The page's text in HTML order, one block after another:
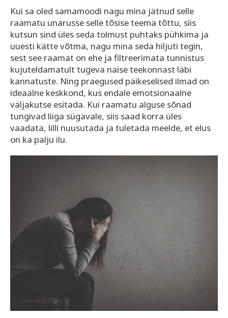
Kui sa oled samamoodi nagu mina jätnud selle
raamatu unarusse selle tõsise teema tõttu, siis
kutsun sind üles seda tolmust puhtaks pühkima ja
uuesti kätte võtma, nagu mina seda hiljuti tegin,
sest see raamat on ehe ja filtreerimata tunnistus
kujuteldamatult tugeva naise teekonnast läbi
kannatuste. Ning praegused päikeselised ilmad on
ideaalne keskkond, kus endale emotsionaalne
väljakutse esitada. Kui raamatu alguse sõnad
tungivad liiga sügavale, siis saad korra üles
vaadata, lilli nuusutada ja tuletada meelde, et elus
on ka palju ilu.